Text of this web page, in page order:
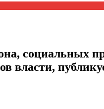
социальных
власти,